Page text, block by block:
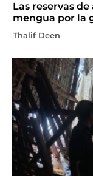
Las reservas
mengua por la
Thalif Deen